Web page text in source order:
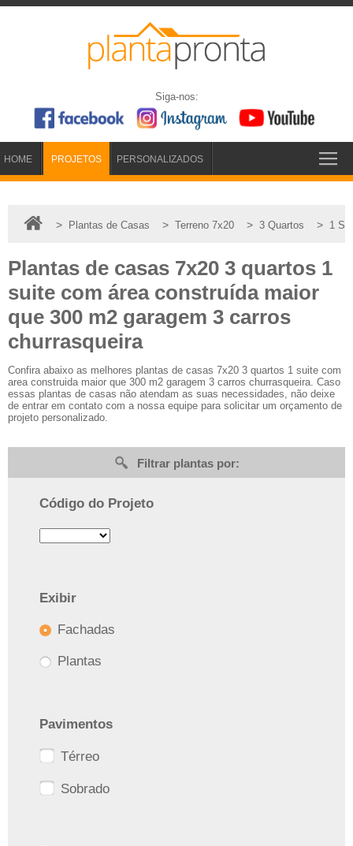
Siga-nos:
HOME PROJETOS PERSONALIZADOS
> Plantas de Casas > Terreno 7x20 > 3 Quartos > 1
Plantas de casas 7x20 3 quartos 1
suite com área construída maior
que 300 m2 garagem 3 carros
churrasqueira
Confira abaixo as melhores plantas de casas 7x20 3 quartos 1 suite com
area construida maior que 300 m2 garagem 3 carros churrasqueira. Caso
essas plantas de casas não atendam as suas necessidades, não deixe
de entrar em contato com a nossa equipe para solicitar um orçamento de
projeto personalizado.
Filtrar plantas por:
Código do Projeto
Exibir
Fachadas
Plantas
Pavimentos
Térreo
Sobrado